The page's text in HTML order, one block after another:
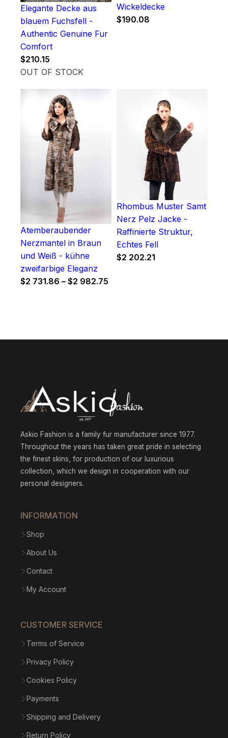
Elegante Decke aus
blauem Fuchsfell -
Authentic Genuine Fur
Comfort
$210.15
OUT OF STOCK
Wickeldecke
$190.08
Atemberaubender
Nerzmantel in Braun
und Weiß - kühne
zweifarbige Eleganz
$2 731.86 – $2 982.75
Rhombus Muster Samt
Nerz Pelz Jacke -
Raffinierte Struktur,
Echtes Fell
$2 202.21
Askio Fashion is a family fur manufacturer since 1977.
Throughout the years has taken great pride in selecting
the finest skins, for production of our luxurious
collection, which we design in cooperation with our
personal designers.
INFORMATION
Shop
About Us
Contact
My Account
CUSTOMER SERVICE
Terms of Service
Privacy Policy
Cookies Policy
Payments
Shipping and Delivery
Return Policy